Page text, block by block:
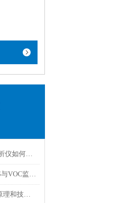
从采样到检测：大气PANs分析仪如何克服组分吸附与分解损失
小型湿氧变送器热湿法CEMS与VOC监测的精准仪器
细说红外气体传感器的工作原理和技术优势